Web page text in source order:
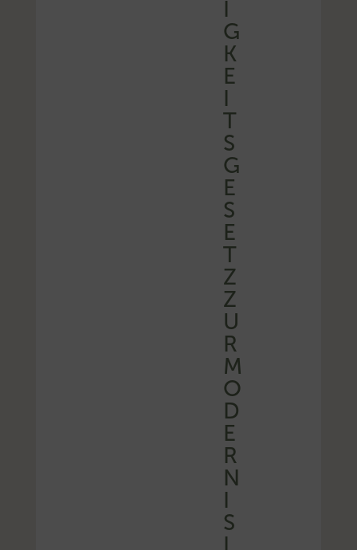
I
G
K
E
I
T
S
G
E
S
E
T
Z
Z
U
R
M
O
D
E
R
N
I
S